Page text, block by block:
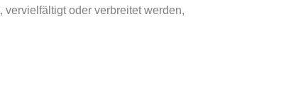
oder verbreitet werden,